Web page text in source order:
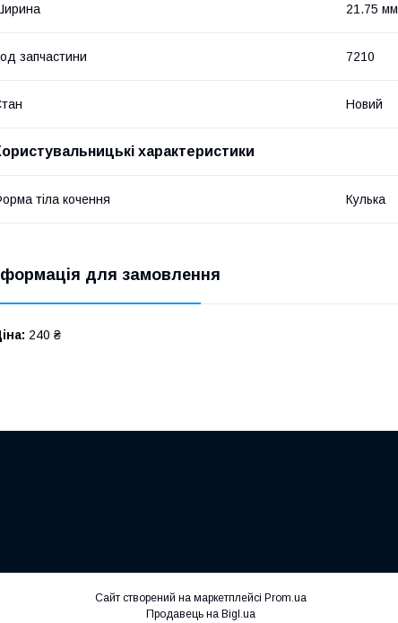
21.75 мм
запчастини 7210
Новий
характеристики
тіла кочення Кулька
для замовлення
240 ₴
Сайт створений на маркетплейсі Prom.ua
Продавець на Bigl.ua